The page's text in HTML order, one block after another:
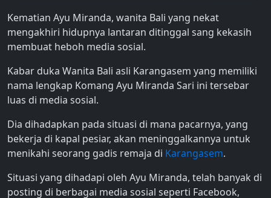
Kematian Ayu Miranda, wanita Bali yang nekat
mengakhiri hidupnya lantaran ditinggal sang kekasih
membuat heboh media sosial.
Kabar duka Wanita Bali asli Karangasem yang memiliki
nama lengkap Komang Ayu Miranda Sari ini tersebar
luas di media sosial.
Dia dihadapkan pada situasi di mana pacarnya, yang
bekerja di kapal pesiar, akan meninggalkannya untuk
menikahi seorang gadis remaja di Karangasem.
Situasi yang dihadapi oleh Ayu Miranda, telah banyak di
posting di berbagai media sosial seperti Facebook,